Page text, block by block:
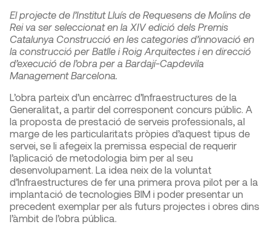
El projecte de l’Institut Lluís de Requesens de Molins de
Rei va ser seleccionat en la XIV edició dels Premis
Catalunya Construcció en les categories d’innovació en
la construcció per Batlle i Roig Arquitectes i en direcció
d’execució de l’obra per a Bardají-Capdevila
Management Barcelona.
L’obra parteix d’un encàrrec d’Infraestructures de la
Generalitat, a partir del corresponent concurs públic. A
la proposta de prestació de serveis professionals, al
marge de les particularitats pròpies d’aquest tipus de
servei, se li afegeix la premissa especial de requerir
l’aplicació de metodologia bim per al seu
desenvolupament. La idea neix de la voluntat
d’Infraestructures de fer una primera prova pilot per a la
implantació de tecnologies BIM i poder presentar un
precedent exemplar per als futurs projectes i obres dins
l’àmbit de l’obra pública.